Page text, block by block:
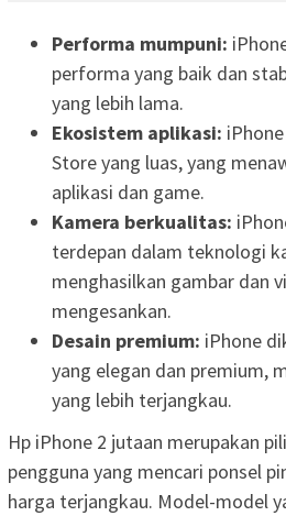
Performa mumpuni:
performa yang baik dan
yang lebih lama.
Ekosistem aplikasi:
Store yang luas, yang
aplikasi dan game.
Kamera berkualitas:
terdepan dalam teknologi
menghasilkan gambar dan
mengesankan.
Desain premium: iPhone
yang elegan dan premium,
yang lebih terjangkau.
Hp iPhone 2 jutaan merupakan
pengguna yang mencari ponsel
harga terjangkau. Model-model